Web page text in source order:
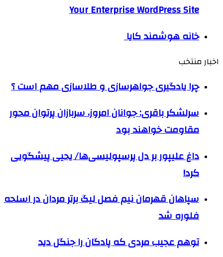
Your Enterprise WordPress Site
خانه هوشمند کایا
اخبار منتخب
چرا یادگیری جواهرسازی و طلاسازی مهم است ؟
سرلشکر باقری: جوانان امروز، سربازان پرتوان محور
مقاومت خواهند بود
داغ علیپور بر دل پرسپولیسی‌ها/ یحیی پیشگویی
کرد!
سپاهان قهرمان نیم فصل لیگ برتر مردان در اسلحه
فلوره شد
توهم عجیب مردی که پادگان را جنگل دید